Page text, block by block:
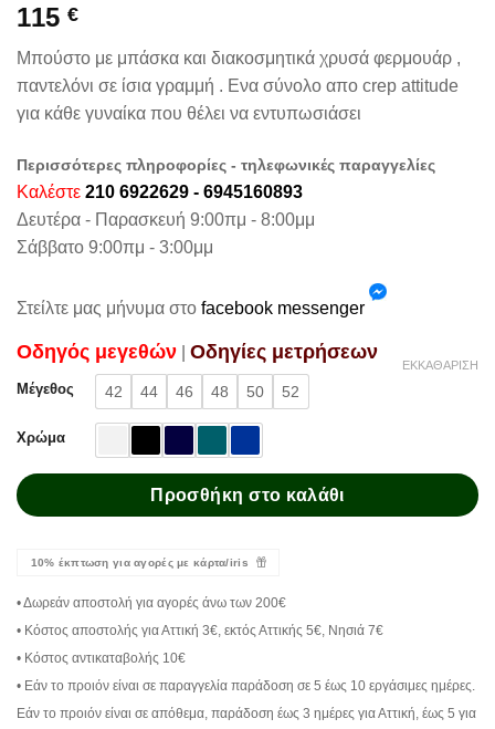
115 €
Μπούστο με μπάσκα και διακοσμητικά χρυσά φερμουάρ ,
παντελόνι σε ίσια γραμμή . Ενα σύνολο απο crep attitude
για κάθε γυναίκα που θέλει να εντυπωσιάσει
Περισσότερες πληροφορίες - τηλεφωνικές παραγγελίες
Καλέστε 210 6922629 - 6945160893
Δευτέρα - Παρασκευή 9:00πμ - 8:00μμ
Σάββατο 9:00πμ - 3:00μμ
Στείλτε μας μήνυμα στο facebook messenger
Oδηγός μεγεθών Oδηγίες μετρήσεων
Μέγεθος 42 44 46 48 50 52
Χρώμα
ΕΚΚΑΘΆΡΙΣΗ
Προσθήκη στο καλάθι
10% έκπτωση για αγορές με κάρτα/iris
• Δωρεάν αποστολή για αγορές άνω των 200€
• Κόστος αποστολής για Αττική 3€, εκτός Αττικής 5€, Νησιά 7€
• Κόστος αντικαταβολής 10€
• Εάν το προιόν είναι σε παραγγελία παράδοση σε 5 έως 10 εργάσιμες ημέρες.
Εάν το προιόν είναι σε απόθεμα, παράδοση έως 3 ημέρες για Αττική, έως 5 για